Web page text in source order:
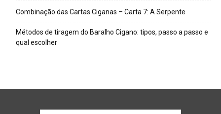
Combinação das Cartas Ciganas – Carta 7: A Serpente
Métodos de tiragem do Baralho Cigano: tipos, passo a passo e
qual escolher